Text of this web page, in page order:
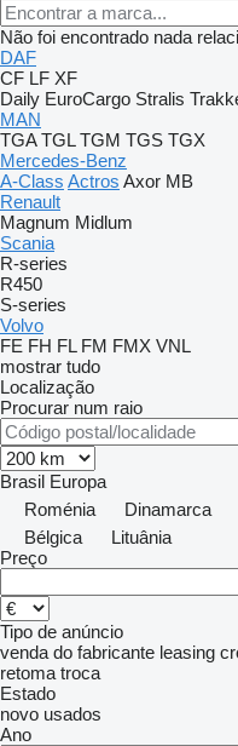
Não foi encontrado nada
DAF
CF LF XF
Daily EuroCargo Stralis
MAN
TGA TGL TGM TGS TGX
Mercedes-Benz
A-Class Actros Axor MB
Renault
Magnum Midlum
Scania
R-series
R450
S-series
Volvo
FE FH FL FM FMX VNL
mostrar tudo
Localização
Procurar num raio
Brasil Europa
Roménia
Dinamarca
Bélgica
Lituânia
Preço
Tipo de anúncio
venda do fabricante leasing
retoma troca
Estado
novo usados
Ano